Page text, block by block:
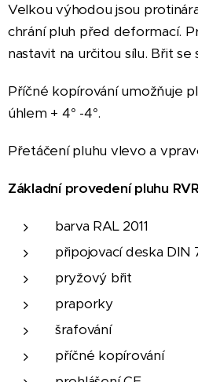
Velkou výhodou jsou
chrání pluh před deformací.
nastavit na určitou sílu. Břit
Příčné kopírování umožňuje
úhlem + 4° -4°.
Přetáčení pluhu vlevo a
Základní provedení pluhu
barva RAL 2011
připojovací deska DIN
pryžový břit
praporky
šrafování
příčné kopírování